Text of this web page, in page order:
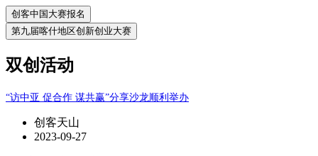
创客中国大赛报名
第九届喀什地区创新创业大赛
双创活动
“访中亚 促合作 谋共赢”分享沙龙顺利举办
创客天山
2023-09-27